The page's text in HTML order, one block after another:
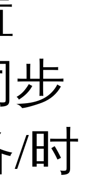
步
/时